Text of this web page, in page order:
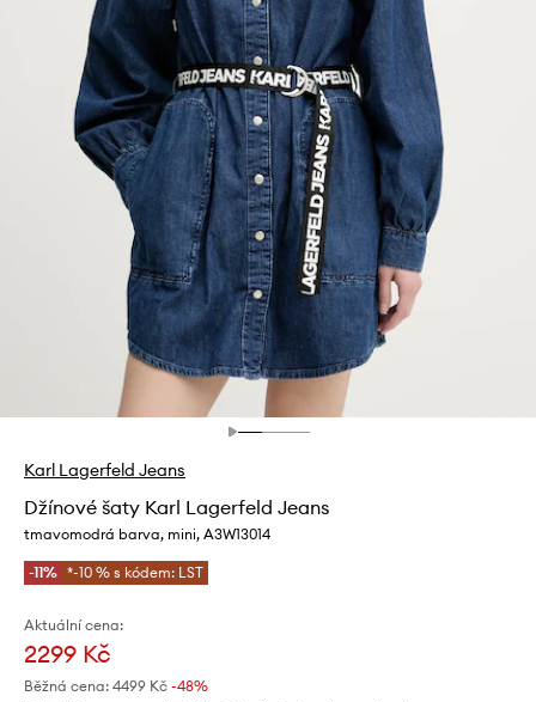
Karl Lagerfeld Jeans
Džínové šaty Karl Lagerfeld Jeans
tmavomodrá barva, mini, A3W13014
-11% *-10 % s kódem: LST
Aktuální cena:
2299 Kč
Běžná cena: 4499 Kč -48%